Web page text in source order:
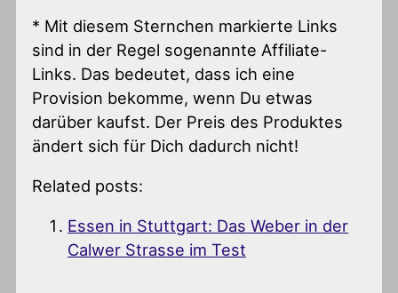
* Mit diesem Sternchen markierte Links
sind in der Regel sogenannte Affiliate-
Links. Das bedeutet, dass ich eine
Provision bekomme, wenn Du etwas
darüber kaufst. Der Preis des Produktes
ändert sich für Dich dadurch nicht!
Related posts:
Essen in Stuttgart: Das Weber in der
Calwer Strasse im Test